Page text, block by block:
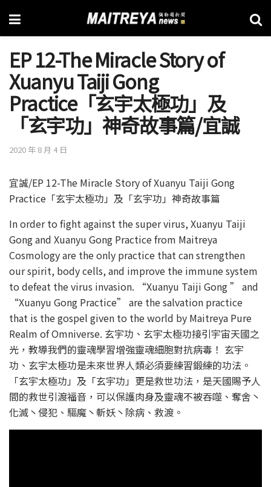
EP 12-The Miracle Story of
Xuanyu Taiji Gong
Practice「玄宇太極功」及
「玄宇功」神奇故事篇/宜誠
2020 年 8 月 4 日
宜誠/EP 12-The Miracle Story of Xuanyu Taiji Gong
Practice「玄宇太極功」及「玄宇功」神奇故事篇
In order to fight against the super virus, Xuanyu Taiji
Gong and Xuanyu Gong Practice from Maitreya
Cosmology are the only practice that can strengthen
our spirit, body cells, and improve the immune system
to defeat the virus invasion. “Xuanyu Taiji Gong ” and
“Xuanyu Gong Practice” are the salvation practice
that is the gospel given to the world by Maitreya Pure
Realm of Omniverse. 玄宇功、玄宇太極功接引宇宙天國之
光，教導我們的靈魂學習增強靈魂細胞對抗病毒！ 玄宇
功、玄宇太極功是未來世界人類必須要練習鍛練的功法。
「玄宇太極功」及「玄宇功」更是救世功法，是天國賜予人
間的救世引渡福音，可以保護肉身及靈魂不被吞噬、奪舍丶
化滅丶侵犯、驅魔丶斬妖丶除病、救渡。